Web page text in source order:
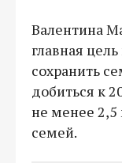
Валентина
главная
сохранить
добиться к
не менее
семей.